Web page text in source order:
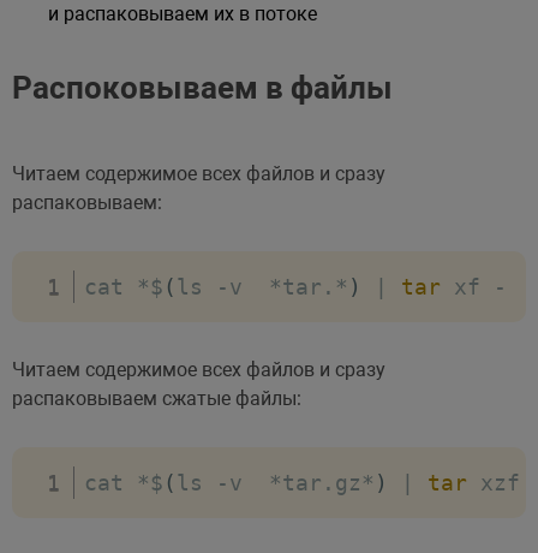
и распаковываем их в потоке
Распоковываем в файлы
Читаем содержимое всех файлов и сразу
распаковываем:
cat *$ (ls -v *tar . * ) | tar xf -
Читаем содержимое всех файлов и сразу
распаковываем сжатые файлы:
cat *$ (ls -v *tar . gz* ) | tar xzf